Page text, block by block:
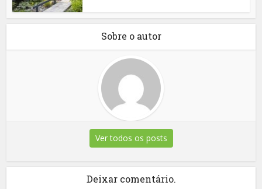
Sobre o autor
Ver todos os posts
Deixar comentário.